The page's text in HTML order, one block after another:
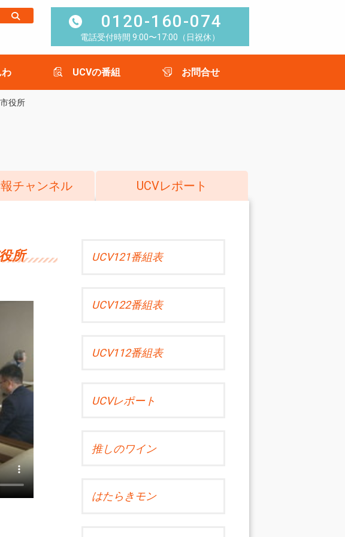
0120-160-074
電話受付時間 9:00〜17:00（日祝休）
UCVの番組 お問合せ
役所
チャンネル UCVレポート
所 UCV121番組表
UCV122番組表
UCV112番組表
UCVレポート
推しのワイン
はたらきモン